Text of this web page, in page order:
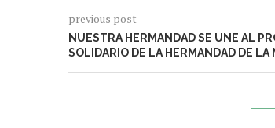
previous post
NUESTRA HERMANDAD SE UNE AL
SOLIDARIO DE LA HERMANDAD DE LA